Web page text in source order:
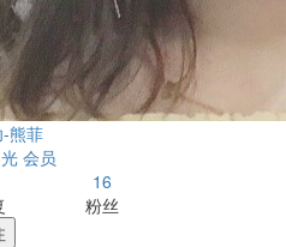
熊菲
会员
16
粉丝